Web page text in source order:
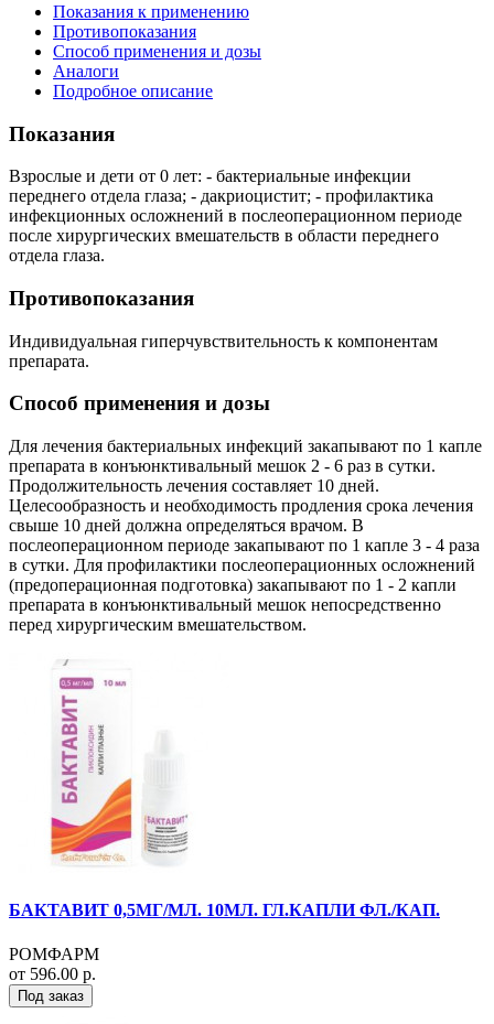
Показания к применению
Противопоказания
Способ применения и дозы
Аналоги
Подробное описание
Показания
Взрослые и дети от 0 лет: - бактериальные инфекции
переднего отдела глаза; - дакриоцистит; - профилактика
инфекционных осложнений в послеоперационном периоде
после хирургических вмешательств в области переднего
отдела глаза.
Противопоказания
Индивидуальная гиперчувствительность к компонентам
препарата.
Способ применения и дозы
Для лечения бактериальных инфекций закапывают по 1 капле
препарата в конъюнктивальный мешок 2 - 6 раз в сутки.
Продолжительность лечения составляет 10 дней.
Целесообразность и необходимость продления срока лечения
свыше 10 дней должна определяться врачом. В
послеоперационном периоде закапывают по 1 капле 3 - 4 раза
в сутки. Для профилактики послеоперационных осложнений
(предоперационная подготовка) закапывают по 1 - 2 капли
препарата в конъюнктивальный мешок непосредственно
перед хирургическим вмешательством.
БАКТАВИТ 0,5МГ/МЛ. 10МЛ. ГЛ.КАПЛИ ФЛ./КАП.
РОМФАРМ
от 596.00 р.
Под заказ